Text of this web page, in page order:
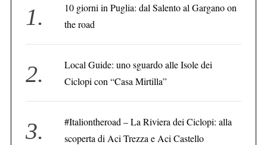
10 giorni in Puglia: dal Salento al Gargano on
the road
Local Guide: uno sguardo alle Isole dei
Ciclopi con “Casa Mirtilla”
#Italiontheroad – La Riviera dei Ciclopi: alla
scoperta di Aci Trezza e Aci Castello